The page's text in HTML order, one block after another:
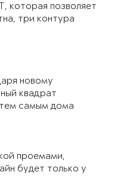
которая позволяет
три контура
новому
квадрат
тем самым дома
проемами,
будет только у